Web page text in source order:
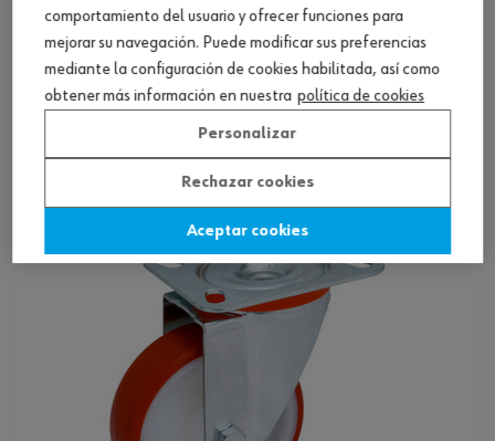
Rueda de goma Con soporte
fijo&lt;br/&gt;&lt;br/&gt;
Ver producto
comportamiento del usuario y ofrecer funciones para
mejorar su navegación. Puede modificar sus preferencias
mediante la configuración de cookies habilitada, así como
obtener más información en nuestra política de cookies
Personalizar
Rechazar cookies
Aceptar cookies